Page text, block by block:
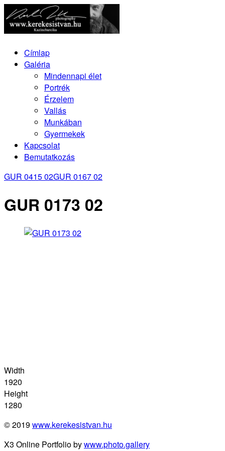
Címlap
Galéria
Mindennapi élet
Portrék
Érzelem
Vallás
Munkában
Gyermekek
Kapcsolat
Bemutatkozás
GUR 0415 02GUR 0167 02
GUR 0173 02
Width
1920
Height
1280
© 2019www.kerekesistvan.hu
X3 Online Portfolio bywww.photo.gallery